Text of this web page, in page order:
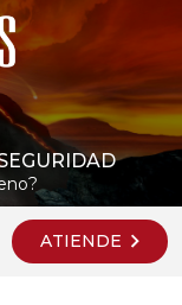
ATIENDE